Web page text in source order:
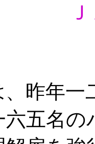
昨年一
五名